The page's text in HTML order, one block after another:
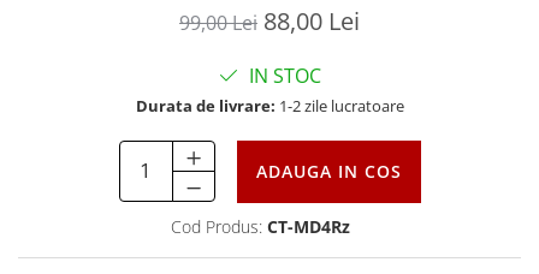
99,00 Lei 88,00 Lei
IN STOC
Durata de livrare: 1-2 zile lucratoare
ADAUGA IN COS
Cod Produs: CT-MD4Rz